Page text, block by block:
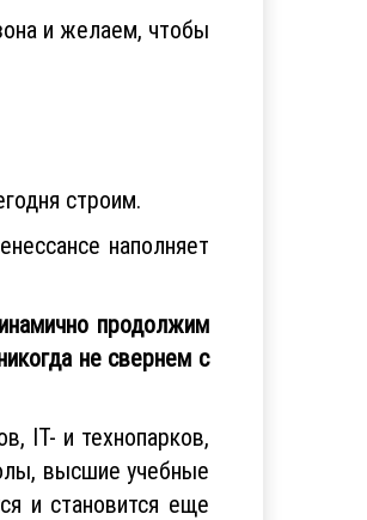
и желаем, чтобы
строим.
наполняет
продолжим
не свернем с
IT- и технопарков,
высшие учебные
и становится еще